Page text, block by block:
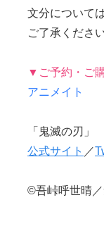
文分について
ご了承ください
▼ご予約・ご
アニメイト
「鬼滅の刃」
公式サイト ／
©吾峠呼世晴